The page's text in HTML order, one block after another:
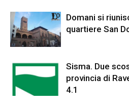
Domani si
quartiere San
Sisma. Due
provincia di
4.1